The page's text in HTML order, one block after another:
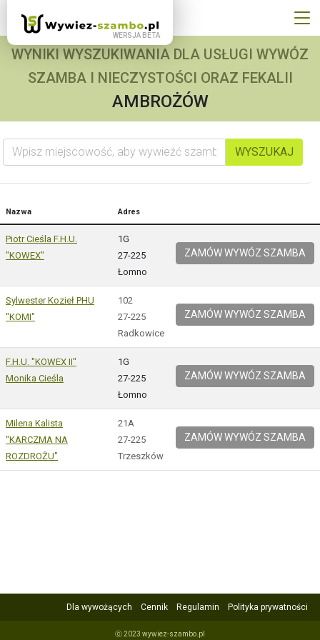
WYNIKI WYSZUKIWANIA DLA USŁUGI WYWÓZ
SZAMBA I NIECZYSTOŚCI ORAZ FEKALII
AMBROŻÓW
Wpisz miejscowość, aby wywieźć szambo
WYSZUKAJ
Nazwa Adres
Piotr Cieśla F.H.U.
"KOWEX"
1G
27-225
Łomno
ZAMÓW WYWÓZ SZAMBA
Sylwester Kozieł PHU
"KOMI"
102
27-225
Radkowice
ZAMÓW WYWÓZ SZAMBA
F.H.U. "KOWEX II"
Monika Cieśla
1G
27-225
Łomno
ZAMÓW WYWÓZ SZAMBA
Milena Kalista
"KARCZMA NA
ROZDROŻU"
21A
27-225
Trzeszków
ZAMÓW WYWÓZ SZAMBA
Dla wywożących Cennik Regulamin Polityka prywatności
ⓒ 2023 wywiez-szambo.pl